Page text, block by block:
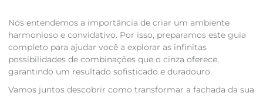
Nós entendemos a importância de criar um ambiente
harmonioso e convidativo. Por isso, preparamos este guia
completo para ajudar você a explorar as infinitas
possibilidades de combinações que o cinza oferece,
garantindo um resultado sofisticado e duradouro.
Vamos juntos descobrir como transformar a fachada da sua